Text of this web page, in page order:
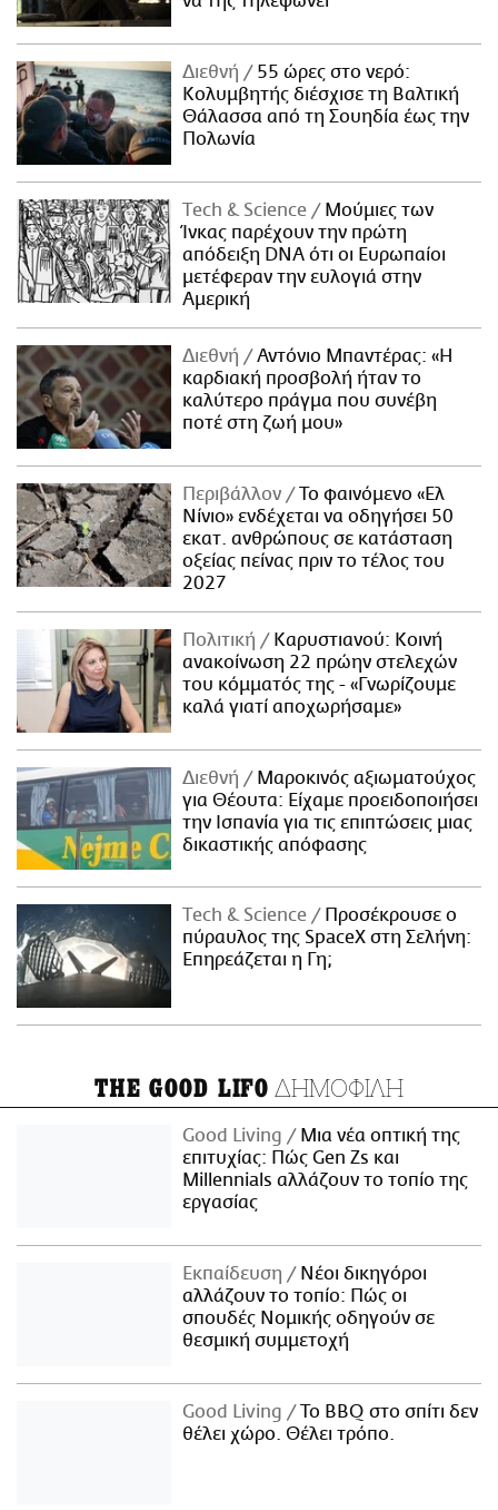
Διεθνή
55 ώρες στο νερό:
Κολυμβητής διέσχισε τη Βαλτική
Θάλασσα από τη Σουηδία έως την
Πολωνία
Τech & Science
Μούμιες των
Ίνκας παρέχουν την πρώτη
απόδειξη DNA ότι οι Ευρωπαίοι
μετέφεραν την ευλογιά στην
Αμερική
Διεθνή
Αντόνιο Μπαντέρας: «Η
καρδιακή προσβολή ήταν το
καλύτερο πράγμα που συνέβη
ποτέ στη ζωή μου»
Περιβάλλον
Το φαινόμενο «Ελ
Νίνιο» ενδέχεται να οδηγήσει 50
εκατ. ανθρώπους σε κατάσταση
οξείας πείνας πριν το τέλος του
2027
Πολιτική
Καρυστιανού: Κοινή
ανακοίνωση 22 πρώην στελεχών
του κόμματός της - «Γνωρίζουμε
καλά γιατί αποχωρήσαμε»
Διεθνή
Μαροκινός αξιωματούχος
για Θέουτα: Είχαμε προειδοποιήσει
την Ισπανία για τις επιπτώσεις μιας
δικαστικής απόφασης
Τech & Science
Προσέκρουσε ο
πύραυλος της SpaceX στη Σελήνη:
Επηρεάζεται η Γη;
THE GOOD LIFO ΔΗΜΟΦΙΛΗ
Good Living
Μια νέα οπτική της
επιτυχίας: Πώς Gen Zs και
Millennials αλλάζουν το τοπίο της
εργασίας
Εκπαίδευση
Νέοι δικηγόροι
αλλάζουν το τοπίο: Πώς οι
σπουδές Νομικής οδηγούν σε
θεσμική συμμετοχή
Good Living
Το BBQ στο σπίτι δεν
θέλει χώρο. Θέλει τρόπο.